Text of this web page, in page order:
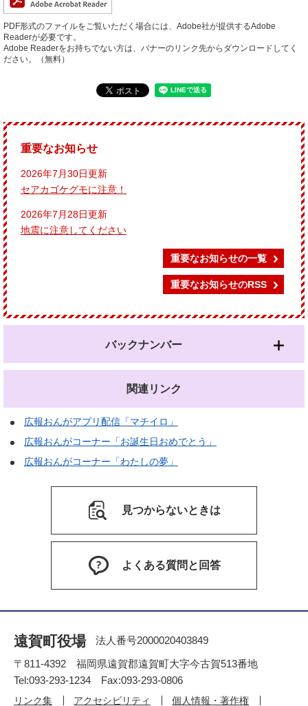
PDF形式のファイルをご覧いただく場合には、Adobe社が提供するAdobe
Readerが必要です。
Adobe Readerをお持ちでない方は、バナーのリンク先からダウンロードしてく
ださい。（無料）
重要なお知らせ
2026年7月30日更新
セアカゴケグモに注意！
2026年7月28日更新
地震に注意してください
重要なお知らせの一覧
重要なお知らせのRSS
バックナンバー
関連リンク
広報おんがアプリ配信「マチイロ」
広報おんがコーナー「お誕生日おめでとう」
広報おんがコーナー「わたしの夢」
見つからないときは
よくある質問と回答
遠賀町役場
法人番号2000020403849
〒811-4392 福岡県遠賀郡遠賀町大字今古賀513番地
Tel:093-293-1234 Fax:093-293-0806
リンク集 アクセシビリティ 個人情報・著作権